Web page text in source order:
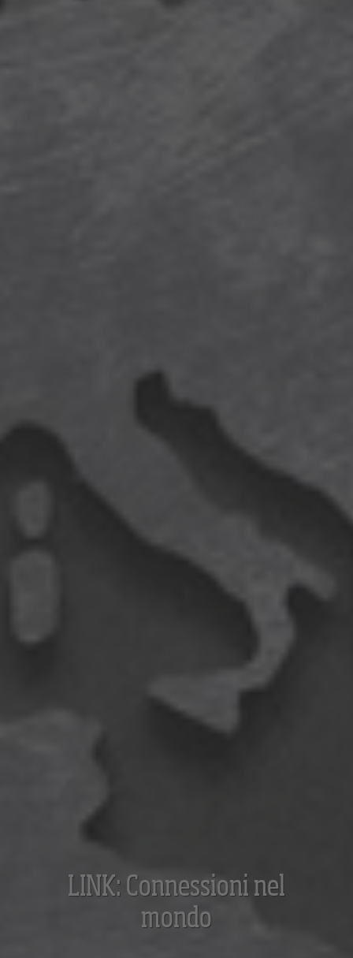
LINK: Connessioni nel
mondo